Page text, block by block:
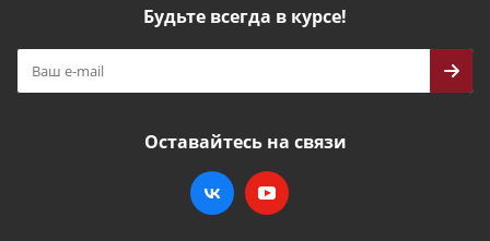
Будьте всегда в курсе!
Оставайтесь на связи